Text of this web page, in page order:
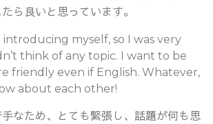
ら良いと思っています。
introducing myself, so I was very
think of any topic. I want to be
friendly even if English. Whatever,
about each other!
なため、とても緊張し、話題が何も思